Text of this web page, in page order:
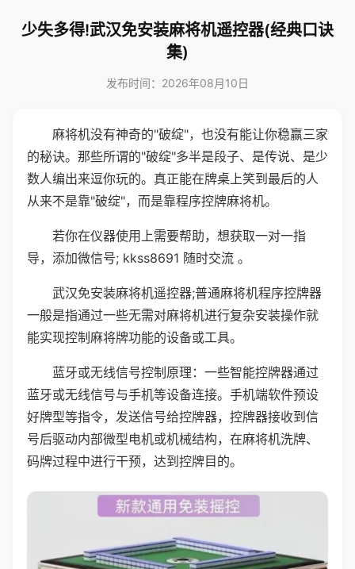
少失多得!武汉免安装麻将机遥控器(经典口诀
集)
发布时间：2026年08月10日
麻将机没有神奇的"破绽"，也没有能让你稳赢三家
的秘诀。那些所谓的"破绽"多半是段子、是传说、是少
数人编出来逗你玩的。真正能在牌桌上笑到最后的人
从来不是靠"破绽"，而是靠程序控牌麻将机。
若你在仪器使用上需要帮助，想获取一对一指
导，添加微信号; kkss8691 随时交流 。
武汉免安装麻将机遥控器;普通麻将机程序控牌器
一般是指通过一些无需对麻将机进行复杂安装操作就
能实现控制麻将牌功能的设备或工具。
蓝牙或无线信号控制原理：一些智能控牌器通过
蓝牙或无线信号与手机等设备连接。手机端软件预设
好牌型等指令，发送信号给控牌器，控牌器接收到信
号后驱动内部微型电机或机械结构，在麻将机洗牌、
码牌过程中进行干预，达到控牌目的。